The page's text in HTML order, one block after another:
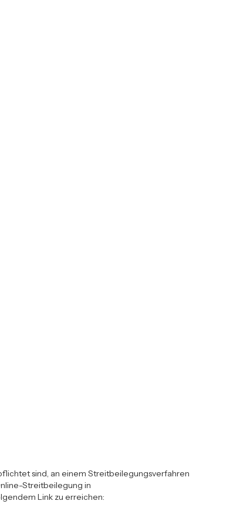
sind, an einem Streitbeilegungsverfahren
Streitbeilegung in
Link zu erreichen: